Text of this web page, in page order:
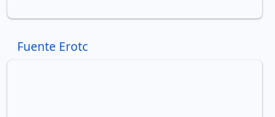
Fuente Erotc